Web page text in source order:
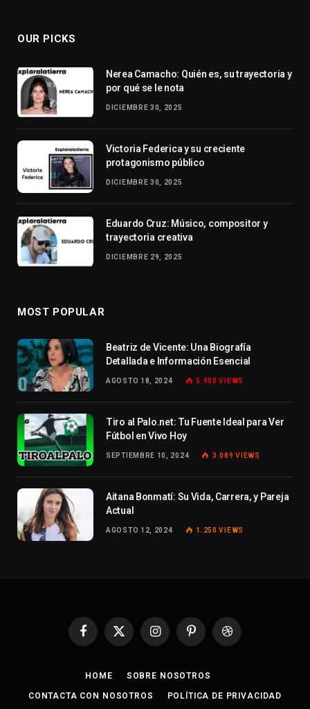
OUR PICKS
Nerea Camacho: Quién es, su trayectoria y
por qué se le nota
DICIEMBRE 30, 2025
Victoria Federica y su creciente
protagonismo público
DICIEMBRE 30, 2025
Eduardo Cruz: Músico, compositor y
trayectoria creativa
DICIEMBRE 29, 2025
MOST POPULAR
Beatriz de Vicente: Una Biografía
Detallada e Información Esencial
AGOSTO 18, 2024 5.900VIEWS
Tiro al Palo.net: Tu Fuente Ideal para Ver
Fútbol en Vivo Hoy
SEPTIEMBRE 10, 2024 3.089VIEWS
Aitana Bonmatí: Su Vida, Carrera, y Pareja
Actual
AGOSTO 12, 2024 1.250VIEWS
Facebook
X
InstagramPinterestDribbble
HOME SOBRE NOSOTROS
CONTACTA CON NOSOTROS POLÍTICA DE PRIVACIDAD